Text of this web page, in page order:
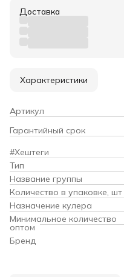
Доставка
Характеристики
Артикул
Гарантийный срок
#Хештеги
Тип
Название группы
Количество в упаковке, шт
Назначение кулера
Минимальное количество
оптом
Бренд